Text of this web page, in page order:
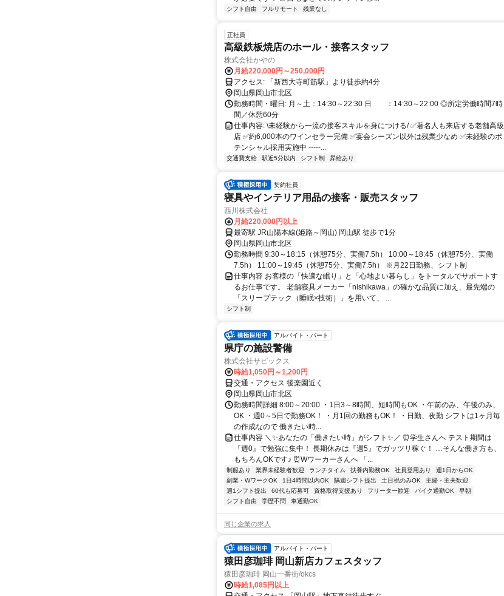
シフト自由 フルリモート 残業なし
正社員
高級鉄板焼店のホール・接客スタッフ
株式会社かやの
月給220,000円～250,000円
アクセス: 「新西大寺町筋駅」より徒歩約4分
岡山県岡山市北区
勤務時間・曜日: 月～土：14:30～22:30 日 ：14:30～22:00 ◎所定労働時間7時
間／休憩60分
仕事内容: \未経験から一流の接客スキルを身につける/ ✅著名人も来店する老舗高級
店 ✅約6,000本のワインセラー完備 ✅宴会シーズン以外は残業少なめ ✅未経験のポ
テンシャル採用実施中 -----...
交通費支給 駅近5分以内 シフト制 昇給あり
契約社員
寝具やインテリア用品の接客・販売スタッフ
西川株式会社
月給220,000円以上
最寄駅 JR山陽本線(姫路～岡山) 岡山駅 徒歩で1分
岡山県岡山市北区
勤務時間 9:30～18:15（休憩75分、実働7.5h） 10:00～18:45（休憩75分、実働
7.5h） 11:00～19:45（休憩75分、実働7.5h） ※月22日勤務、シフト制
仕事内容 お客様の「快適な眠り」と「心地よい暮らし」をトータルでサポートす
るお仕事です。 老舗寝具メーカー「nishikawa」の確かな品質に加え、最先端の
「スリープテック（睡眠×技術）」を用いて、 ...
シフト制
アルバイト・パート
県庁の施設警備
株式会社サピックス
時給1,050円～1,200円
交通・アクセス 後楽園近く
岡山県岡山市北区
勤務時間詳細 8:00～20:00 ・1日3～8時間、短時間もOK ・午前のみ、午後のみ、
OK ・週0～5日で勤務OK！ ・月1回の勤務もOK！ ・日勤、夜勤 シフトは1ヶ月毎
の作成なので 働きたい時...
仕事内容 ＼✨あなたの「働きたい時」がシフト✨／ ⏰学生さんへ テスト期間は
『週0』で勉強に集中！ 長期休みは『週5』でガッツリ稼ぐ！ …そんな働き方も、
もちろんOKです♪ ⏰Wワーカーさんへ 「...
制服あり 業界未経験者歓迎 ランチタイム 扶養内勤務OK 社員登用あり
週1日からOK
副業・WワークOK
1日4時間以内OK 隔週シフト提出 土日祝のみOK
主婦・主夫歓迎
週1シフト提出
60代も応募可 資格取得支援あり フリーター歓迎 バイク通勤OK
早朝
シフト自由
学歴不問 車通勤OK
同じ企業の求人
アルバイト・パート
猿田彦珈琲 岡山新店カフェスタッフ
猿田彦珈琲 岡山一番街/okcs
時給1,085円以上